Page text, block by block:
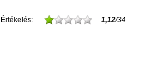
Értékelés: 1,12/34